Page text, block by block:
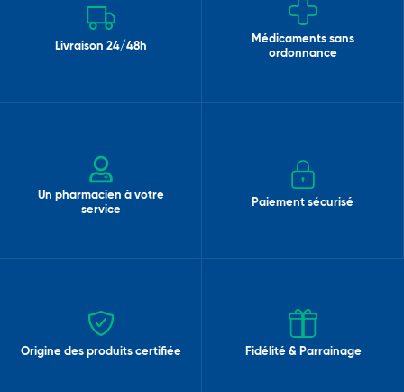
Livraison 24/48h
Médicaments sans
ordonnance
Un pharmacien à votre
service
Paiement sécurisé
Origine des produits certifiée Fidélité & Parrainage